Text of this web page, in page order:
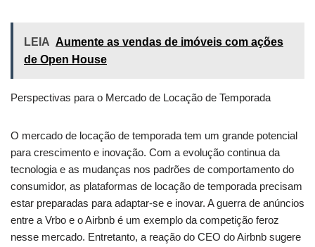
LEIA Aumente as vendas de imóveis com ações
de Open House
Perspectivas para o Mercado de Locação de Temporada
O mercado de locação de temporada tem um grande potencial
para crescimento e inovação. Com a evolução continua da
tecnologia e as mudanças nos padrões de comportamento do
consumidor, as plataformas de locação de temporada precisam
estar preparadas para adaptar-se e inovar. A guerra de anúncios
entre a Vrbo e o Airbnb é um exemplo da competição feroz
nesse mercado. Entretanto, a reação do CEO do Airbnb sugere